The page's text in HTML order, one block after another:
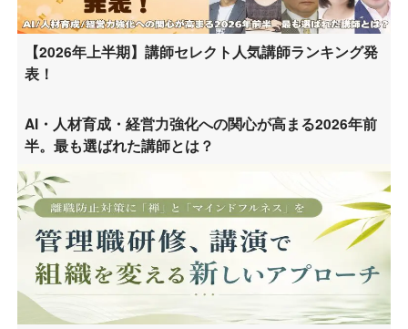
【2026年上半期】講師セレクト人気講師ランキング発
表！
AI・人材育成・経営力強化への関心が高まる2026年前
半。最も選ばれた講師とは？